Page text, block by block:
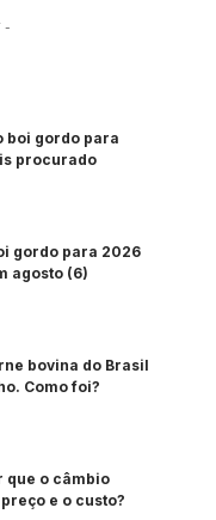
-
boi gordo para
procurado
gordo para 2026
agosto (6)
bovina do Brasil
Como foi?
que o câmbio
e o custo?